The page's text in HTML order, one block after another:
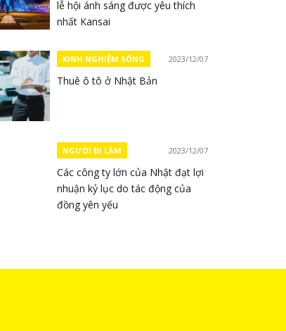
lễ hội ánh sáng được yêu thích
nhất Kansai
KINH NGHIỆM SỐNG 2023/12/07
Thuê ô tô ở Nhật Bản
NGƯỜI ĐI LÀM 2023/12/07
Các công ty lớn của Nhật đạt lợi
nhuận kỷ lục do tác động của
đồng yên yếu